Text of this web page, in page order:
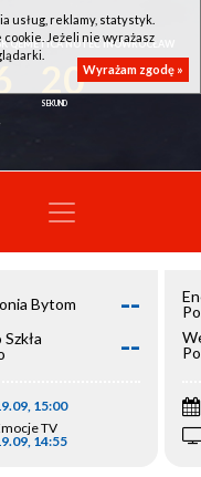
QEMETICA NOTEĆ INOWROCŁAW
20
Bytom --
--
15:00
TV
14:55
usług, reklamy, statystyk.
Jeżeli nie wyrażasz
Wyrażam zgodę »